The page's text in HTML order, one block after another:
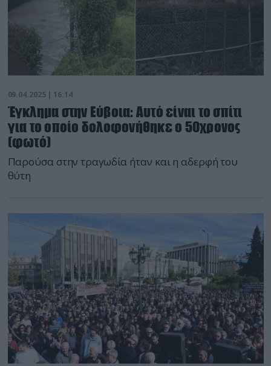
09.04.2025 | 16:14
Έγκλημα στην Εύβοια: Αυτό είναι το σπίτι
για το οποίο δολοφονήθηκε ο 50χρονος
(φωτό)
Παρούσα στην τραγωδία ήταν και η αδερφή του
θύτη